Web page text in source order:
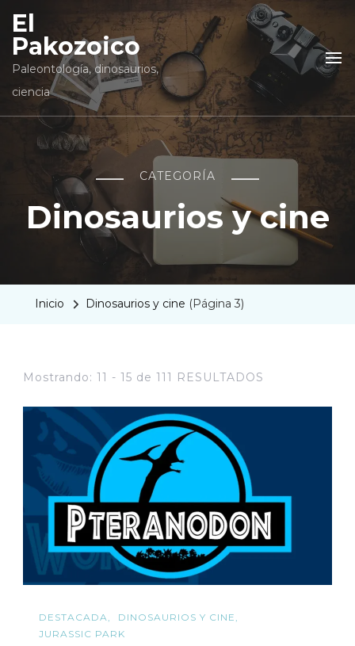
El
Pakozoico
Paleontología, dinosaurios,
ciencia
CATEGORÍA
Dinosaurios y cine
Inicio Dinosaurios y cine (Página 3)
Mostrando: 11 - 15 de 111 RESULTADOS
DESTACADA
DINOSAURIOS Y CINE
JURASSIC PARK